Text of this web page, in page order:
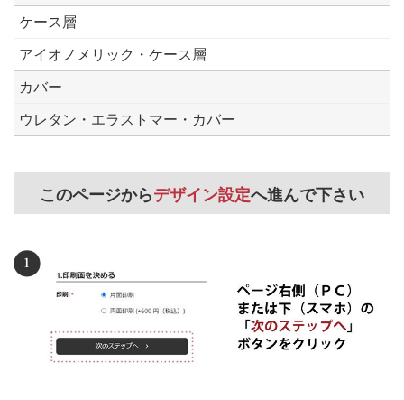
ケース層
アイオノメリック・ケース層
カバー
ウレタン・エラストマー・カバー
このページからデザイン設定へ進んで下さい